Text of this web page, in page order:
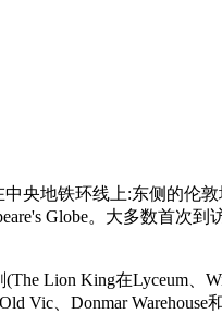
央地铁环线上:东侧的伦敦
Globe。大多数首次
Lion King在Lyceum、
Vic、Donmar